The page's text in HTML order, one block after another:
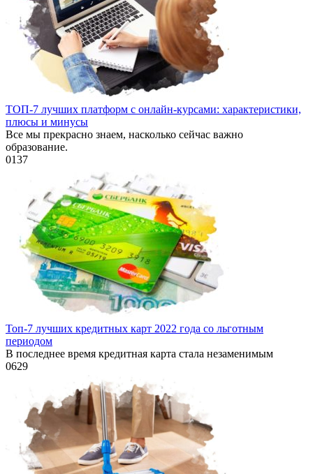
ТОП-7 лучших платформ с онлайн-курсами: характеристики,
плюсы и минусы
Все мы прекрасно знаем, насколько сейчас важно
образование.
0137
Топ-7 лучших кредитных карт 2022 года со льготным
периодом
В последнее время кредитная карта стала незаменимым
0629